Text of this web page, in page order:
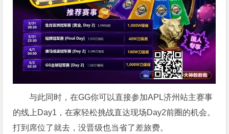
与此同时，在GG你可以直接参加APL济州站主赛事
的线上Day1，在家轻松挑战直达现场Day2前圈的机会。
打到席位了就去，没晋级也当省了差旅费。